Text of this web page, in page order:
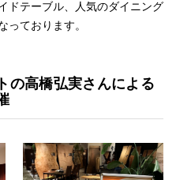
ドテーブル、人気のダイニング
っております。
の高橋弘実さんによる